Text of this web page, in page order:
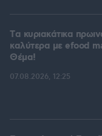
Tα κυριακάτικα
καλύτερα με efood
Θέμα!
07.08.2026, 12:25